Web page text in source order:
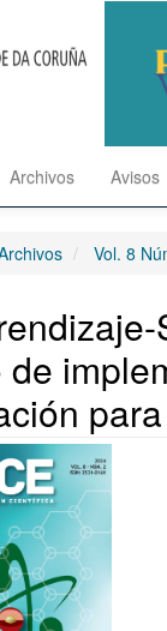
Archivos Avisos
Vol. 8
de